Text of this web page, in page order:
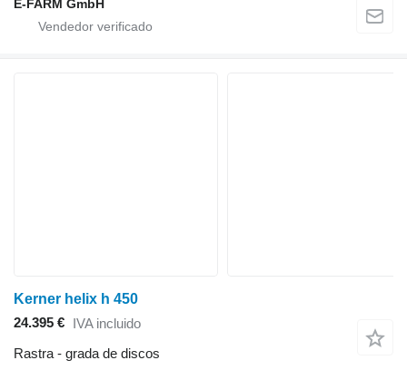
E-FARM GmbH
Kerner helix h 450
24.395 € IVA incluido
Rastra - grada de discos